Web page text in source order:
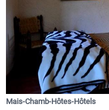
Mais-Chamb-Hôtes-Hôtels